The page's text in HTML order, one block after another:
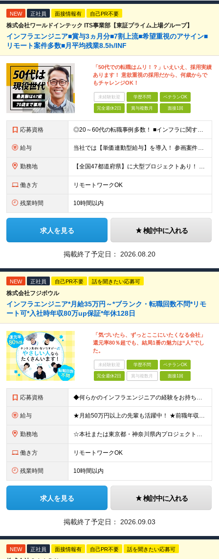
NEW 正社員 面接情報有 自己PR不要
株式会社ワールドインテック ITS事業部【東証プライム上場グループ】
インフラエンジニア■賞与3ヵ月分■7割上流■希望重視のアサイン■
リモート案件多数■月平均残業8.5h/INF
「50代での転職はムリ！？」いえいえ、採用実績
あります！ 意欲重視の採用だから、何歳からで
もチャレンジOK！
未経験歓迎 学歴不問 ベテランOK
完全週休2日 賞与複数月 面接1回
応募資格 ◎20～60代の転職事例多数！ ■インフラに関する何らかのご経験 ■学歴不問/転職回数は一切不問！
給与 当社では【単価連動型給与】を導入！ 参画案件の契約単価に連動して給与が決定。 還元率は単価の【70％～80％】と東証プライム上場グループとして高水準です！（社会保険料・教育コスト含む） ■関東：月給
勤務地 【全国47都道府県】に大型プロジェクトあり！ 主要勤務地： 北海道/宮城県/栃木県/埼玉県/千葉県/東京都/神奈川県/愛知県/大阪府/京都府/兵庫県/広島県/福岡県/熊本県 ※勤務エリアは、あなたの
働き方 リモートワークOK
残業時間 10時間以内
求人を見る 検討中に入れる
掲載終了予定日： 2026.08.20
NEW 正社員 自己PR不要 話を聞きたい応募可
株式会社フジボウル
インフラエンジニア*月給35万円～*ブランク・転職回数不問*リモ
ート可*入社時年収80万up保証*年休128日
「気づいたら、ずっとここにいたくなる会社」
還元率80％超でも、結局1番の魅力は“人”でし
た。
未経験歓迎 学歴不問 ベテランOK
完全週休2日 賞与複数月 面接1回
応募資格 ◆何らかのインフラエンジニアの経験をお持ちの方 ┗設計・構築経験だけではなく、運用・保守経験があるという方も、お気軽にご応募ください！ ┗ブランク・転職回数は不問です！ ┗ネガティブな応募理由も歓迎で
給与 ★月給50万円以上の先輩も活躍中！ ★前職年収から80万円以上UP保証 月給35万円～ ※月給には固定残業代を含む(月20時間分/2万6000円～/超過分別途支給） ※残業がなくても上記支給(基本残
勤務地 ☆本社または東京都・神奈川県内プロジェクト先での勤務となります ☆リモートワークOKの案件も多数あります(応相談) ☆転居を伴う転勤はありません ☆九州地方、北陸地方、北海道からの転職者も多数在籍！/
働き方 リモートワークOK
残業時間 10時間以内
求人を見る 検討中に入れる
掲載終了予定日： 2026.09.03
NEW 正社員 面接情報有 自己PR不要 話を聞きたい応募可